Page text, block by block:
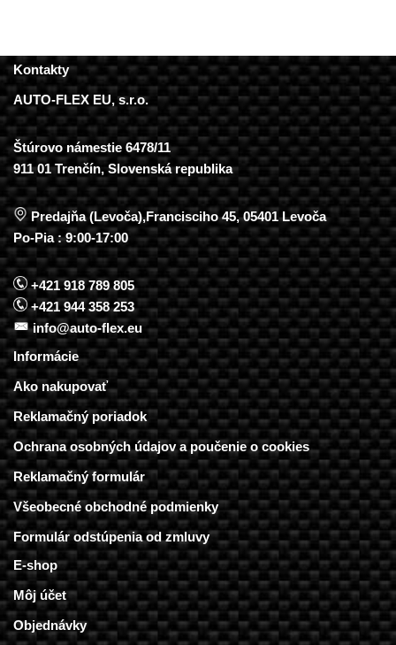
Kontakty
AUTO-FLEX EU, s.r.o.
Štúrovo námestie 6478/11
911 01 Trenčín, Slovenská republika
Predajňa (Levoča),Francisciho 45, 05401 Levoča
Po-Pia : 9:00-17:00
+421 918 789 805
+421 944 358 253
info@auto-flex.eu
Informácie
Ako nakupovať
Reklamačný poriadok
Ochrana osobných údajov a poučenie o cookies
Reklamačný formulár
Všeobecné obchodné podmienky
Formulár odstúpenia od zmluvy
E-shop
Môj účet
Objednávky